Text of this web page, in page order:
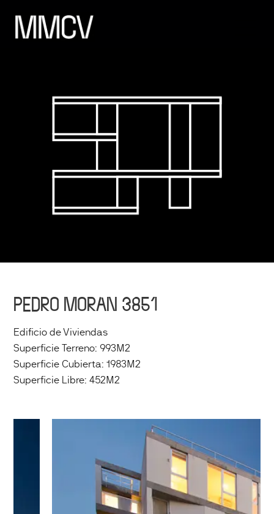
PEDRO MORAN 3851
Edificio de Viviendas
Superficie Terreno: 993M2
Superficie Cubierta: 1983M2
Superficie Libre: 452M2